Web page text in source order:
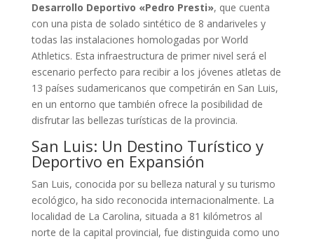
Desarrollo Deportivo «Pedro Presti», que cuenta
con una pista de solado sintético de 8 andariveles y
todas las instalaciones homologadas por World
Athletics. Esta infraestructura de primer nivel será el
escenario perfecto para recibir a los jóvenes atletas de
13 países sudamericanos que competirán en San Luis,
en un entorno que también ofrece la posibilidad de
disfrutar las bellezas turísticas de la provincia.
San Luis: Un Destino Turístico y
Deportivo en Expansión
San Luis, conocida por su belleza natural y su turismo
ecológico, ha sido reconocida internacionalmente. La
localidad de La Carolina, situada a 81 kilómetros al
norte de la capital provincial, fue distinguida como uno